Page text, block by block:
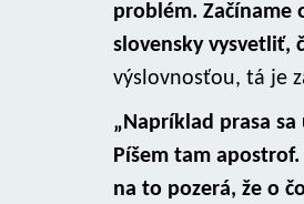
problém. Začíname
slovensky vysvetliť,
výslovnosťou, tá je
„Napríklad prasa
Píšem tam
na to pozerá, že o